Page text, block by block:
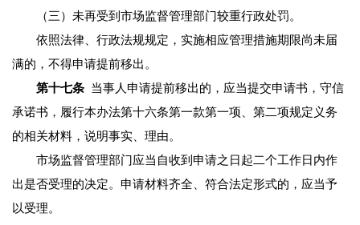
（三）未再受到市场监督管理部门较重行政处罚。
依照法律、行政法规规定，实施相应管理措施期限尚未届
满的，不得申请提前移出。
第十七条 当事人申请提前移出的，应当提交申请书，守信
承诺书，履行本办法第十六条第一款第一项、第二项规定义务
的相关材料，说明事实、理由。
市场监督管理部门应当自收到申请之日起二个工作日内作
出是否受理的决定。申请材料齐全、符合法定形式的，应当予
以受理。